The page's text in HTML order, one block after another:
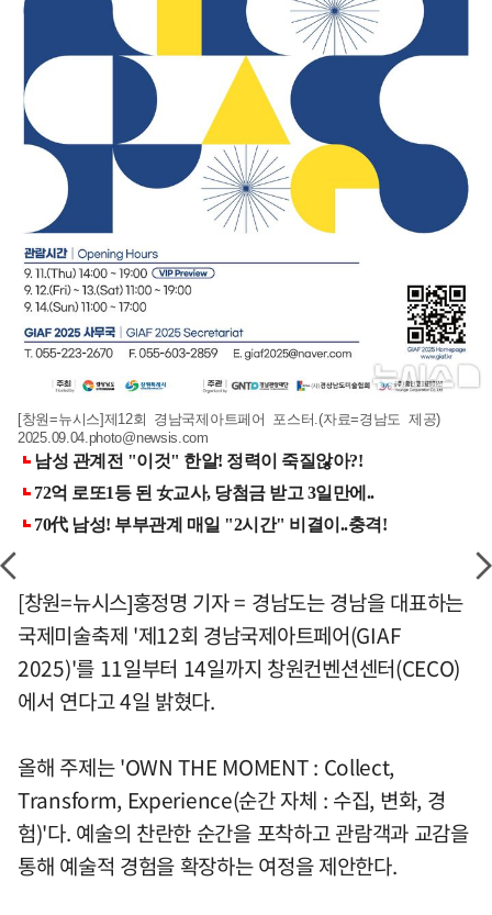
[창원=뉴시스]제12회 경남국제아트페어 포스터.(자료=경남도 제공)
2025.09.04.photo@newsis.com
[창원=뉴시스]홍정명 기자 = 경남도는 경남을 대표하는
국제미술축제 '제12회 경남국제아트페어(GIAF
2025)'를 11일부터 14일까지 창원컨벤션센터(CECO)
에서 연다고 4일 밝혔다.
올해 주제는 'OWN THE MOMENT : Collect,
Transform, Experience(순간 자체 : 수집, 변화, 경
험)'다. 예술의 찬란한 순간을 포착하고 관람객과 교감을
통해 예술적 경험을 확장하는 여정을 제안한다.